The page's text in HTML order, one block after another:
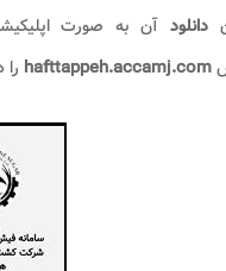
دانلود آن به صورت